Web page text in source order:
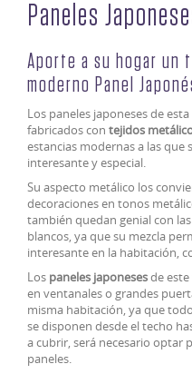
Paneles
Aporte a su hogar un
moderno Panel
Los paneles japoneses de
fabricados con tejidos
estancias modernas a las
interesante y especial.
Su aspecto metálico los
decoraciones en tonos
también quedan genial con
blancos, ya que su mezcla
interesante en la habitación,
Los paneles japonesesde
en ventanales o grandes
misma habitación, ya que
se disponen desde el techo
a cubrir, será necesario optar
paneles.